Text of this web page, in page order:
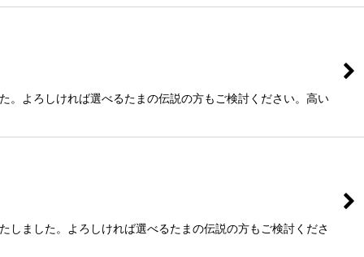
よろしければ選べるたまの伝説の方もご検討ください。高い
した。よろしければ選べるたまの伝説の方もご検討くださ